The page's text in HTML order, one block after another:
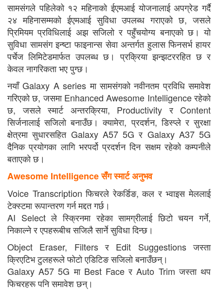
सामसंगले पहिलेको १२ महिनाको ईएमआई योजनालाई अपग्रेड गर्दै
२४ महिनासम्मको ईएमआई सुविधा उपलब्ध गराएको छ, जसले
प्रिमियम प्रविधिलाई अझ सजिलो र पहुँचयोग्य बनाएको छ। यो
सुविधा सामसंग इन्ष्टा फाइनान्स सेवा अन्तर्गत हुलास फिनसर्भ हायर
पर्चेज लिमिटेडमार्फत उपलब्ध छ। प्रक्रिया झन्झटररहित छ र
केवल नागरिकता भए पुग्छ।
नयाँ Galaxy A series मा सामसंगको नवीनतम प्रविधि समावेश
गरिएको छ, जसमा Enhanced Awesome Intelligence रहेको
छ, जसले स्मार्ट अन्तरक्रिया, Productivity र Content
सिर्जनालाई सजिलो बनाउँछ। क्यामेरा, प्रदर्शन, डिस्प्ले र सुरक्षा
क्षेत्रमा सुधारसहित Galaxy A57 5G र Galaxy A37 5G
दैनिक प्रयोगका लागि भरपर्दो प्रदर्शन दिन सक्षम रहेकाे कम्पनीले
बताएकाे छ।
Awesome Intelligenceसँग स्मार्ट अनुभव
Voice Transcription फिचरले रेकर्डिङ, कल र भ्वाइस मेललाई
टेक्स्टमा रूपान्तरण गर्न मद्दत गर्छ।
AI Select ले स्क्रिनमा रहेका सामग्रीलाई छिटो चयन गर्ने,
निकाल्ने र एपहरूबीच सजिलै सार्ने सुविधा दिन्छ।
Object Eraser, Filters र Edit Suggestions जस्ता
क्रिएटिभ टुलहरूले फोटो एडिटिङ सजिलो बनाउँछन्।
Galaxy A57 5G मा Best Face र Auto Trim जस्ता थप
फिचरहरू पनि समावेश छन्।